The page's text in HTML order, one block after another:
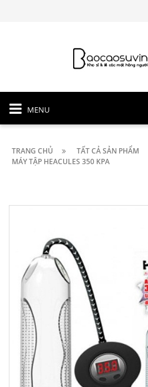
MENU
TRANG CHỦ
TẤT CẢ SẢN PHẨM
MÁY TẬP HEACULES 350 KPA